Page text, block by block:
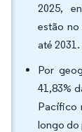
2025,
estão no
até 2031.
Por
41,83%
Pacífico
longo do